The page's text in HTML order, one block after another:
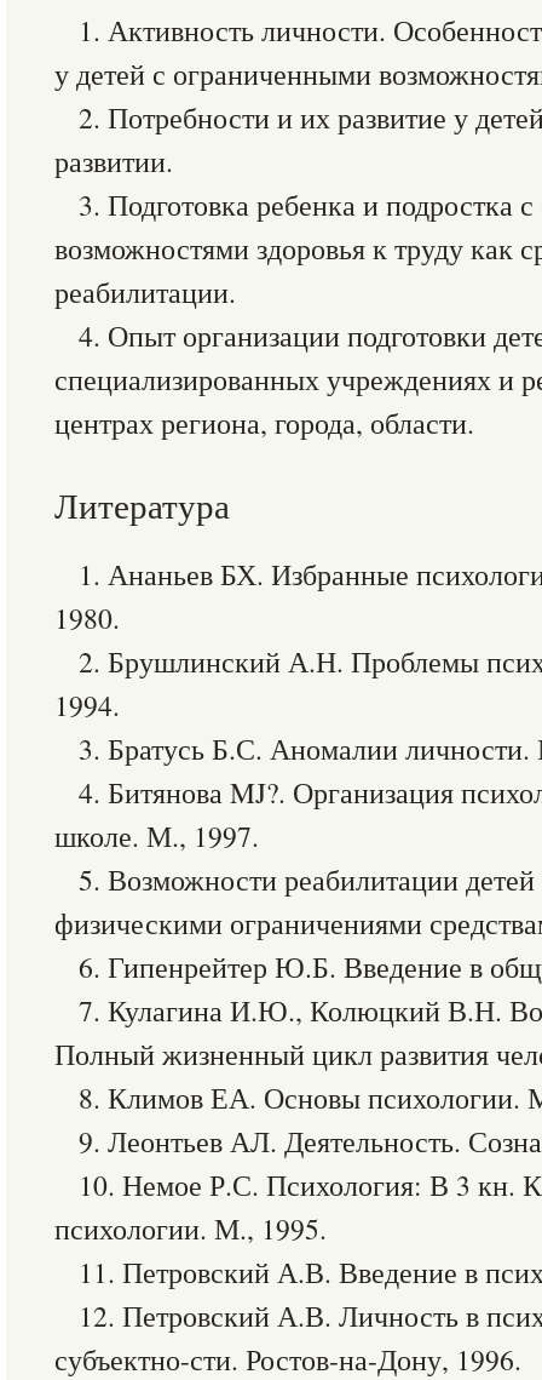
1. Активность личности.
у детей с ограниченными
2. Потребности и их развитие у
развитии.
3. Подготовка ребенка и подростка
возможностями здоровья к труду как
реабилитации.
4. Опыт организации подготовки
специализированных учреждениях и
центрах региона, города, области.
Литература
1. Ананьев БХ. Избранные
1980.
2. Брушлинский А.Н. Проблемы
1994.
3. Братусь Б.С. Аномалии
4. Битянова MJ?. Организация
школе. М., 1997.
5. Возможности реабилитации
физическими ограничениями
6. Гипенрейтер Ю.Б. Введение в
7. Кулагина И.Ю., Колюцкий В.Н.
Полный жизненный цикл развития
8. Климов ЕА. Основы психологии.
9. Леонтьев АЛ. Деятельность.
10. Немое Р.С. Психология: В 3 кн.
психологии. М., 1995.
11. Петровский А.В. Введение в
12. Петровский А.В. Личность в
субъектно-сти. Ростов-на-Дону, 1996.